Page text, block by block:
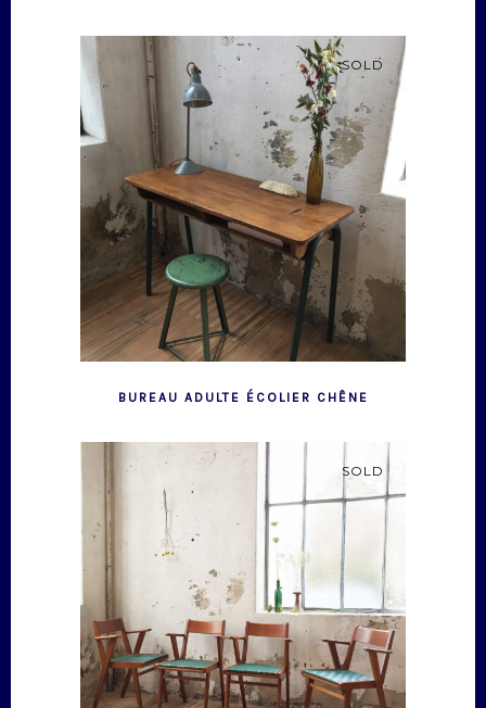
SOLD
BUREAU ADULTE ÉCOLIER CHÊNE
SOLD